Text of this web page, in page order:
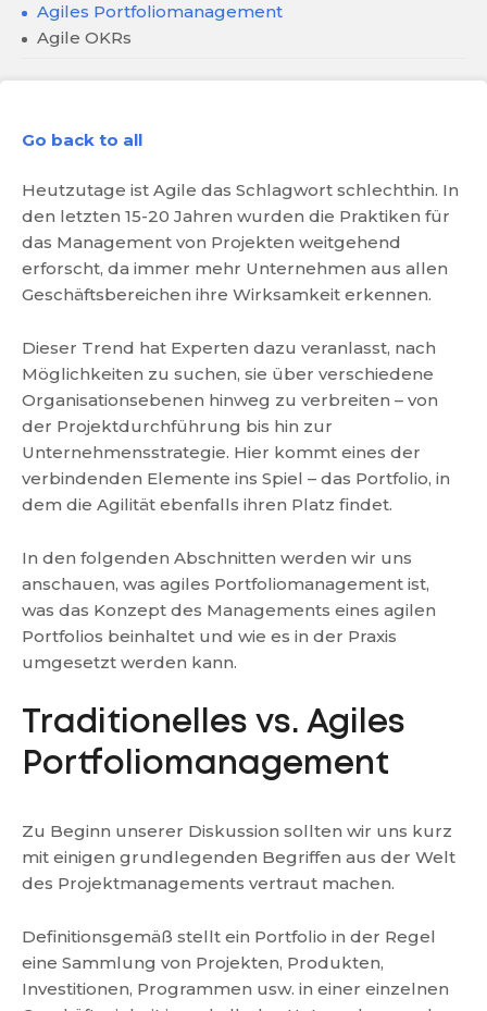
Agiles Portfoliomanagement
Agile OKRs
Go back to all
Heutzutage ist Agile das Schlagwort schlechthin. In
den letzten 15-20 Jahren wurden die Praktiken für
das Management von Projekten weitgehend
erforscht, da immer mehr Unternehmen aus allen
Geschäftsbereichen ihre Wirksamkeit erkennen.
Dieser Trend hat Experten dazu veranlasst, nach
Möglichkeiten zu suchen, sie über verschiedene
Organisationsebenen hinweg zu verbreiten – von
der Projektdurchführung bis hin zur
Unternehmensstrategie. Hier kommt eines der
verbindenden Elemente ins Spiel – das Portfolio, in
dem die Agilität ebenfalls ihren Platz findet.
In den folgenden Abschnitten werden wir uns
anschauen, was agiles Portfoliomanagement ist,
was das Konzept des Managements eines agilen
Portfolios beinhaltet und wie es in der Praxis
umgesetzt werden kann.
Traditionelles vs. Agiles
Portfoliomanagement
Zu Beginn unserer Diskussion sollten wir uns kurz
mit einigen grundlegenden Begriffen aus der Welt
des Projektmanagements vertraut machen.
Definitionsgemäß stellt ein Portfolio in der Regel
eine Sammlung von Projekten, Produkten,
Investitionen, Programmen usw. in einer einzelnen